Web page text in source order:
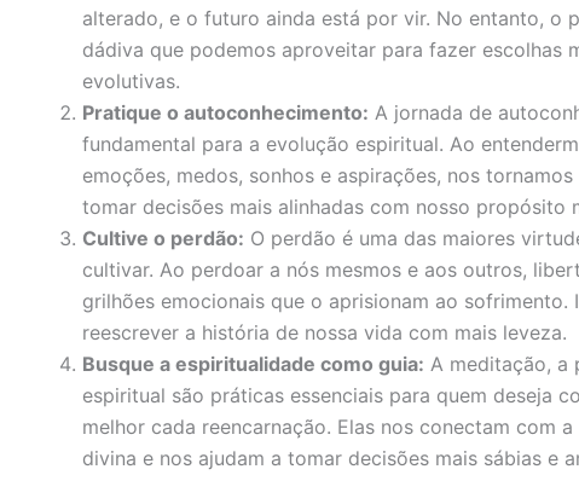
alterado, e o futuro ainda está por vir. No entanto, o
dádiva que podemos aproveitar para fazer escolhas
evolutivas.
Pratique o autoconhecimento: A jornada de
fundamental para a evolução espiritual. Ao
emoções, medos, sonhos e aspirações, nos
tomar decisões mais alinhadas com nosso propósito
Cultive o perdão: O perdão é uma das maiores
cultivar. Ao perdoar a nós mesmos e aos outros,
grilhões emocionais que o aprisionam ao sofrimento.
reescrever a história de nossa vida com mais leveza.
Busque a espiritualidade como guia: A meditação, a
espiritual são práticas essenciais para quem deseja
melhor cada reencarnação. Elas nos conectam com a
divina e nos ajudam a tomar decisões mais sábias e